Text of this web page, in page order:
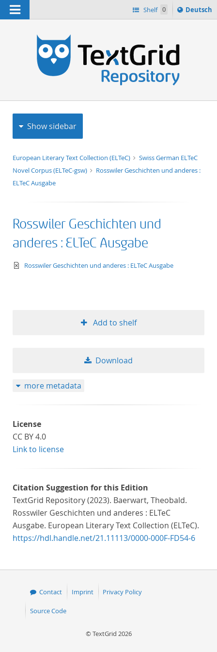
Navigation Shelf 0
Sprache
ï¿½ndern
Deutsch
Show sidebar
European Literary Text Collection (ELTeC)
Swiss German ELTeC
Novel Corpus (ELTeC-gsw)
Rosswiler Geschichten und anderes :
ELTeC Ausgabe
Rosswiler Geschichten und
anderes : ELTeC Ausgabe
text/xml
Rosswiler Geschichten und anderes : ELTeC Ausgabe
Add to shelf
Download
more metadata
License
CC BY 4.0
Link to license
Citation Suggestion for this Edition
TextGrid Repository (2023). Baerwart, Theobald.
Rosswiler Geschichten und anderes : ELTeC
Ausgabe. European Literary Text Collection (ELTeC).
https://hdl.handle.net/21.11113/0000-000F-FD54-6
Contact Imprint Privacy Policy
Source Code
© TextGrid 2026